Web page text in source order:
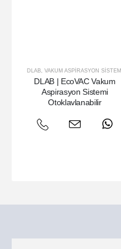
DLAB, VAKUM ASPIRASYON SISTEMI
DLAB | EcoVAC Vakum
Aspirasyon Sistemi
Otoklavlanabilir